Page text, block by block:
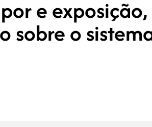
e
sobre o